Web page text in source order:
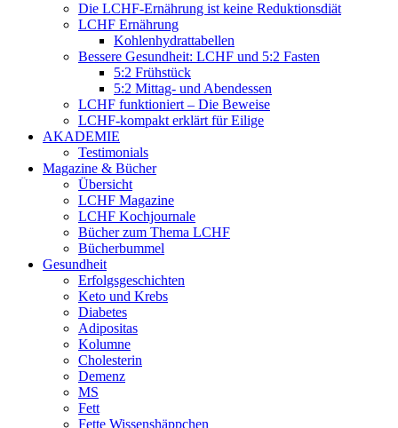
Die LCHF-Ernährung ist keine Reduktionsdiät
LCHF Ernährung
Kohlenhydrattabellen
Bessere Gesundheit: LCHF und 5:2 Fasten
5:2 Frühstück
5:2 Mittag- und Abendessen
LCHF funktioniert – Die Beweise
LCHF-kompakt erklärt für Eilige
AKADEMIE
Testimonials
Magazine & Bücher
Übersicht
LCHF Magazine
LCHF Kochjournale
Bücher zum Thema LCHF
Bücherbummel
Gesundheit
Erfolgsgeschichten
Keto und Krebs
Diabetes
Adipositas
Kolumne
Cholesterin
Demenz
MS
Fett
Fette Wissenshäppchen